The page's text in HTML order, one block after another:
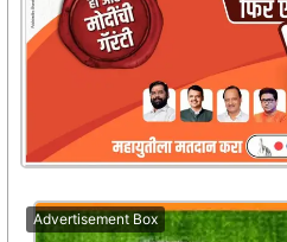
Advertisement Box